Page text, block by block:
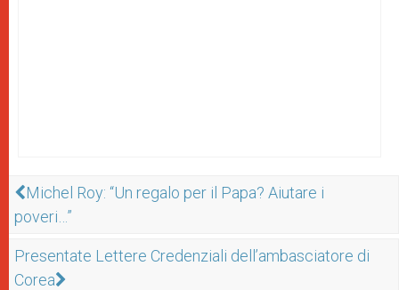
Michel Roy: “Un regalo per il Papa? Aiutare i
poveri…”
Presentate Lettere Credenziali dell’ambasciatore di
Corea